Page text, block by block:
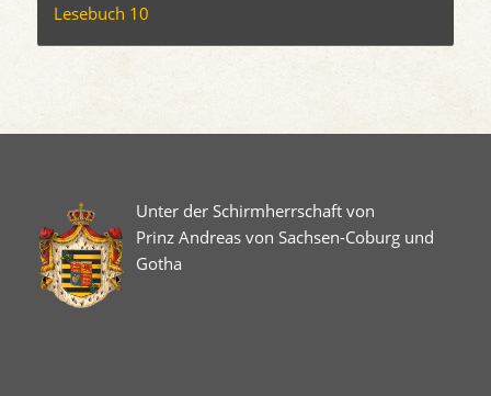
Lesebuch 10
Unter der Schirmherrschaft von
Prinz Andreas von Sachsen-Coburg und
Gotha